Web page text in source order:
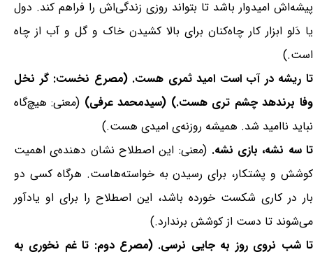
پیشه‌اش امیدوار باشد تا بتواند روزی زندگی‌اش را فراهم کند. دول
یا دَلو ابزار کار چاه‌کنان برای بالا کشیدن خاک و گل و آب از چاه
است.)
تا ریشه در آب است امید ثمری هست. (مصرع نخست: گر نخل
وفا برندهد چشم تری هست.) (سیدمحمد عرفی) (معنی: هیچ‌گاه
نباید ناامید شد. همیشه روزنه‌ی امیدی هست.)
تا سه نشه، بازی نشه. (معنی: این اصطلاح نشان دهنده‌ی اهمیت
کوشش و پشتکار، برای رسیدن به خواسته‌هاست. هرگاه کسی دو
بار در کاری شکست خورده باشد، این اصطلاح را برای او یادآور
می‌شوند تا دست از کوشش برندارد.)
تا شب نروی روز به جایی نرسی. (مصرع دوم: تا غم نخوری به